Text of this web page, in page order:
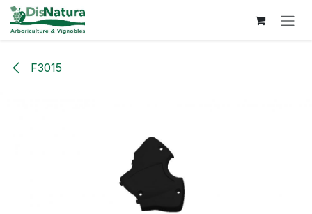
Se rendre au contenu
F3015